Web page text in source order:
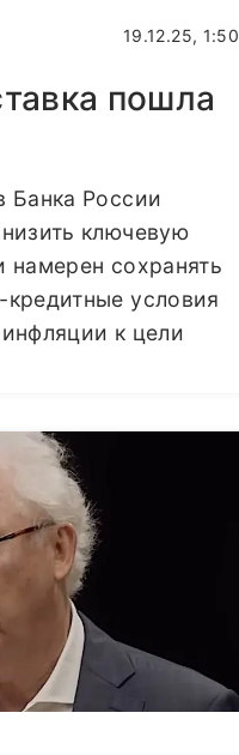
19.12.25, 1:50
пошла
Банка России
ключевую
намерен сохранять
условия
к цели